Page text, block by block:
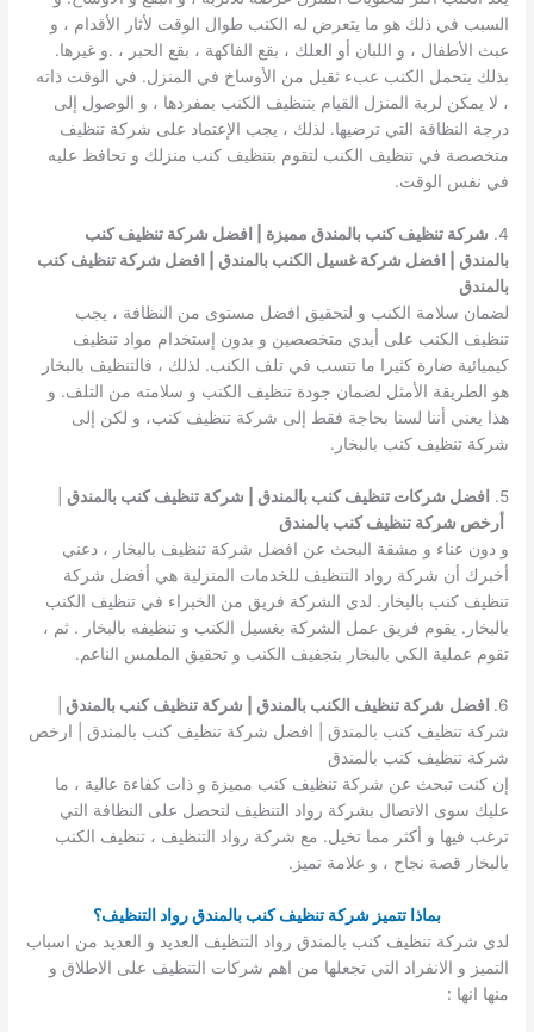
السبب في ذلك هو ما يتعرض له الكنب طوال الوقت لأثار الأقدام ، و
عبث الأطفال ، و اللبان أو العلك ، بقع الفاكهة ، بقع الحبر ، .و غيرها.
بذلك يتحمل الكنب عبء ثقيل من الأوساخ في المنزل. في الوقت ذاته
، لا يمكن لربة المنزل القيام بتنظيف الكنب بمفردها ، و الوصول إلى
درجة النظافة التي ترضيها. لذلك ، يجب الإعتماد على شركة تنظيف
متخصصة في تنظيف الكنب لتقوم بتنظيف كنب منزلك و تحافظ عليه
في نفس الوقت.
4. شركة تنظيف كنب بالمندق مميزة | افضل شركة تنظيف كنب
بالمندق | افضل شركة غسيل الكنب بالمندق | افضل شركة تنظيف كنب
بالمندق
لضمان سلامة الكنب و لتحقيق افضل مستوى من النظافة ، يجب
تنظيف الكنب على أيدي متخصصين و بدون إستخدام مواد تنظيف
كيميائية ضارة كثيرا ما تتسب في تلف الكنب. لذلك ، فالتنظيف بالبخار
هو الطريقة الأمثل لضمان جودة تنظيف الكنب و سلامته من التلف. و
هذا يعني أننا لسنا بحاجة فقط إلى شركة تنظيف كنب، و لكن إلى
شركة تنظيف كنب بالبخار.
5. افضل شركات تنظيف كنب بالمندق | شركة تنظيف كنب بالمندق
أرخص شركة تنظيف كنب بالمندق
و دون عناء و مشقة البحث عن افضل شركة تنظيف بالبخار ، دعني
أخبرك أن شركة رواد التنظيف للخدمات المنزلية هي أفضل شركة
تنظيف كنب بالبخار. لدى الشركة فريق من الخبراء في تنظيف الكنب
بالبخار. يقوم فريق عمل الشركة بغسيل الكنب و تنظيفه بالبخار . ثم ،
تقوم عملية الكي بالبخار بتجفيف الكنب و تحقيق الملمس الناعم.
6. افضل شركة تنظيف الكنب بالمندق | شركة تنظيف كنب بالمندق
شركة تنظيف كنب بالمندق | افضل شركة تنظيف كنب بالمندق | ارخص
شركة تنظيف كنب بالمندق
إن كنت تبحث عن شركة تنظيف كنب مميزة و ذات كفاءة عالية ، ما
عليك سوى الاتصال بشركة رواد التنظيف لتحصل على النظافة التي
ترغب فيها و أكثر مما تخيل. مع شركة رواد التنظيف ، تنظيف الكنب
بالبخار قصة نجاح ، و علامة تميز.
بماذا تتميز شركة تنظيف كنب بالمندق رواد التنظيف؟
لدى شركة تنظيف كنب بالمندق رواد التنظيف العديد و العديد من اسباب
التميز و الانفراد التي تجعلها من اهم شركات التنظيف على الاطلاق و
منها انها :